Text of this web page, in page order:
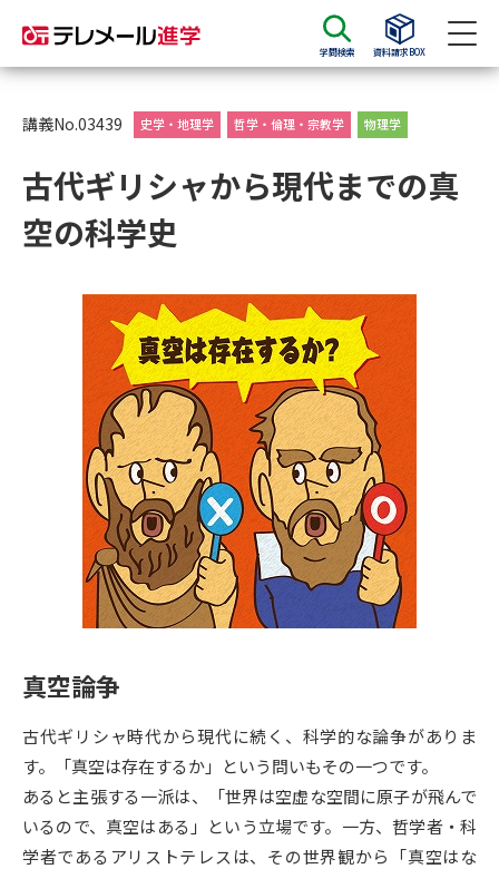
学問検索 資料請求BOX
資料請求 資料検索
大学・短大の資料種類から請求
総合型選抜・学校推薦型選抜 募
大学入学共通テスト利用選抜の
募集要項＆願書
大学・短大以外の資料から請求
専門学校の資料請求 大学院の資料請求
留学・進学関連、塾・予備校
大学入学共通テスト「受験案
内」の請求
大学入学共通テスト「受験上の
配慮案内」の請求
高等学校卒業程度認定試験
幼稚園教員資格認定試験
高等学校（情報）教員資格認定
試験
大学研究 大学検索
講義No.03439 史学・地理学 哲学・倫理・宗教学 物理学
古代ギリシャから現代までの真
空の科学史
真空論争
古代ギリシャ時代から現代に続く、科学的な論争がありま
す。「真空は存在するか」という問いもその一つです。
あると主張する一派は、「世界は空虚な空間に原子が飛んで
いるので、真空はある」という立場です。一方、哲学者・科
学者であるアリストテレスは、その世界観から「真空はな